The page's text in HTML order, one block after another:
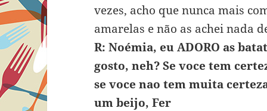
vezes, acho que nunca mais
amarelas e não as achei nada
R: Noémia, eu ADORO as
gosto, neh? Se voce tem
se voce nao tem muita
um beijo, Fer